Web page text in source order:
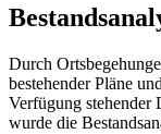
Durch
bestehender Pläne
Verfügung stehender
wurde die